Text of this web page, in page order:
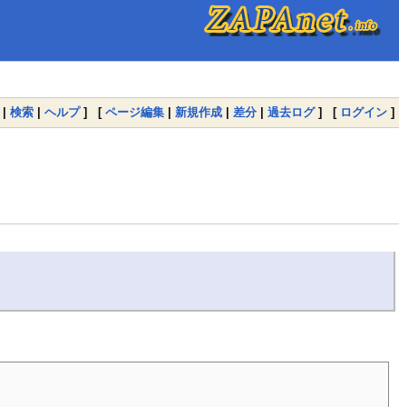
| 検索 | ヘルプ] [ ページ編集 | 新規作成 | 差分 | 過去ログ] [ ログイン ]